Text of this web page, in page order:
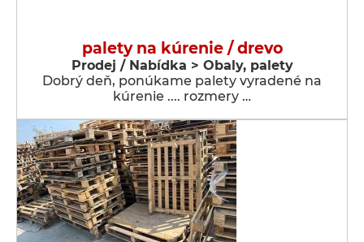
palety na kúrenie / drevo
Prodej / Nabídka > Obaly, palety
Dobrý deň, ponúkame palety vyradené na
kúrenie .... rozmery …